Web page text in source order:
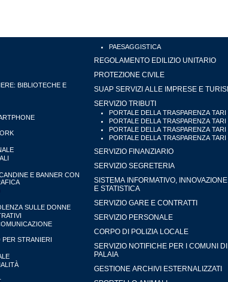
BIBLIOTECHE E
E BANNER CON
SULLE DONNE
STRANIERI
PAESAGGISTICA
REGOLAMENTO EDILIZIO UNITARIO
PROTEZIONE CIVILE
SUAP SERVIZI ALLE IMPRESE E
SERVIZIO TRIBUTI
PORTALE DELLA TRASPARENZA
PORTALE DELLA TRASPARENZA
PORTALE DELLA TRASPARENZA
PORTALE DELLA TRASPARENZA TARI
SERVIZIO FINANZIARIO
SERVIZIO SEGRETERIA
SISTEMA INFORMATIVO,
E STATISTICA
SERVIZIO GARE E CONTRATTI
SERVIZIO PERSONALE
CORPO DI POLIZIA LOCALE
SERVIZIO NOTIFICHE PER I COMUNI
PALAIA
GESTIONE ARCHIVI ESTERNALIZZATI